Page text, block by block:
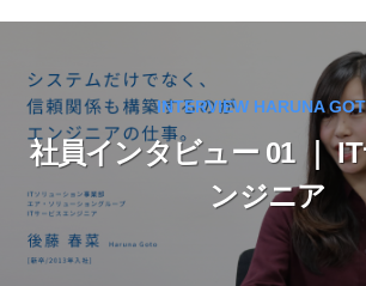
キ
INTERVIEW HARUNA
社員インタビュー 01 ｜
ンジニア